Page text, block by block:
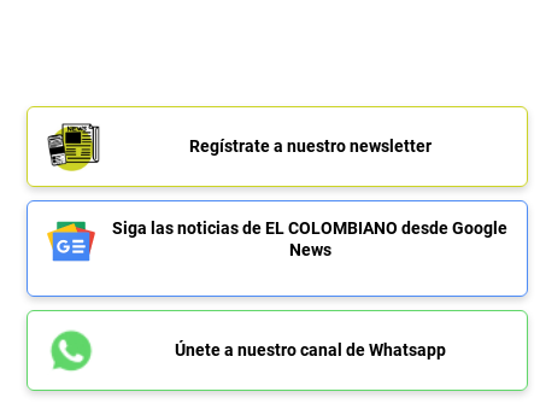
Regístrate a nuestro newsletter
Siga las noticias de EL COLOMBIANO desde Google
News
Únete a nuestro canal de Whatsapp